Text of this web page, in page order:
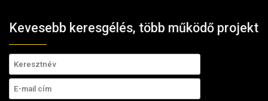
Kevesebb keresgélés, több működő projekt